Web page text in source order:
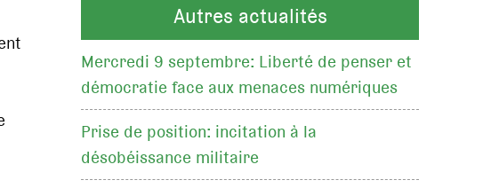
Autres actualités
Mercredi 9 septembre: Liberté de penser et
démocratie face aux menaces numériques
Prise de position: incitation à la
désobéissance militaire